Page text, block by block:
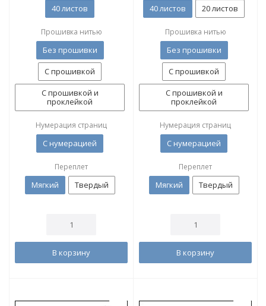
40 листов
Прошивка нитью
Без прошивки
С прошивкой
С прошивкой и
проклейкой
Нумерация страниц
С нумерацией
Переплет
Мягкий Твердый
В корзину
40 листов 20 листов
Прошивка нитью
Без прошивки
С прошивкой
С прошивкой и
проклейкой
Нумерация страниц
С нумерацией
Переплет
Мягкий Твердый
В корзину